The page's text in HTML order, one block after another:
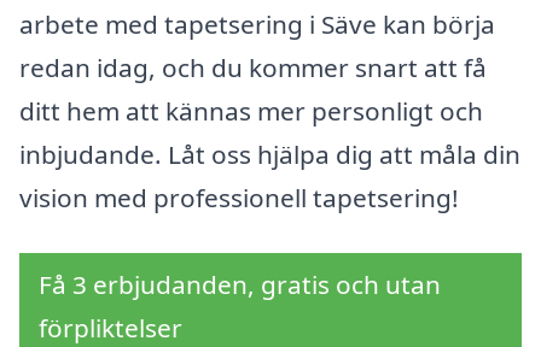
arbete med tapetsering i Säve kan börja
redan idag, och du kommer snart att få
ditt hem att kännas mer personligt och
inbjudande. Låt oss hjälpa dig att måla din
vision med professionell tapetsering!
Få 3 erbjudanden, gratis och utan
förpliktelser